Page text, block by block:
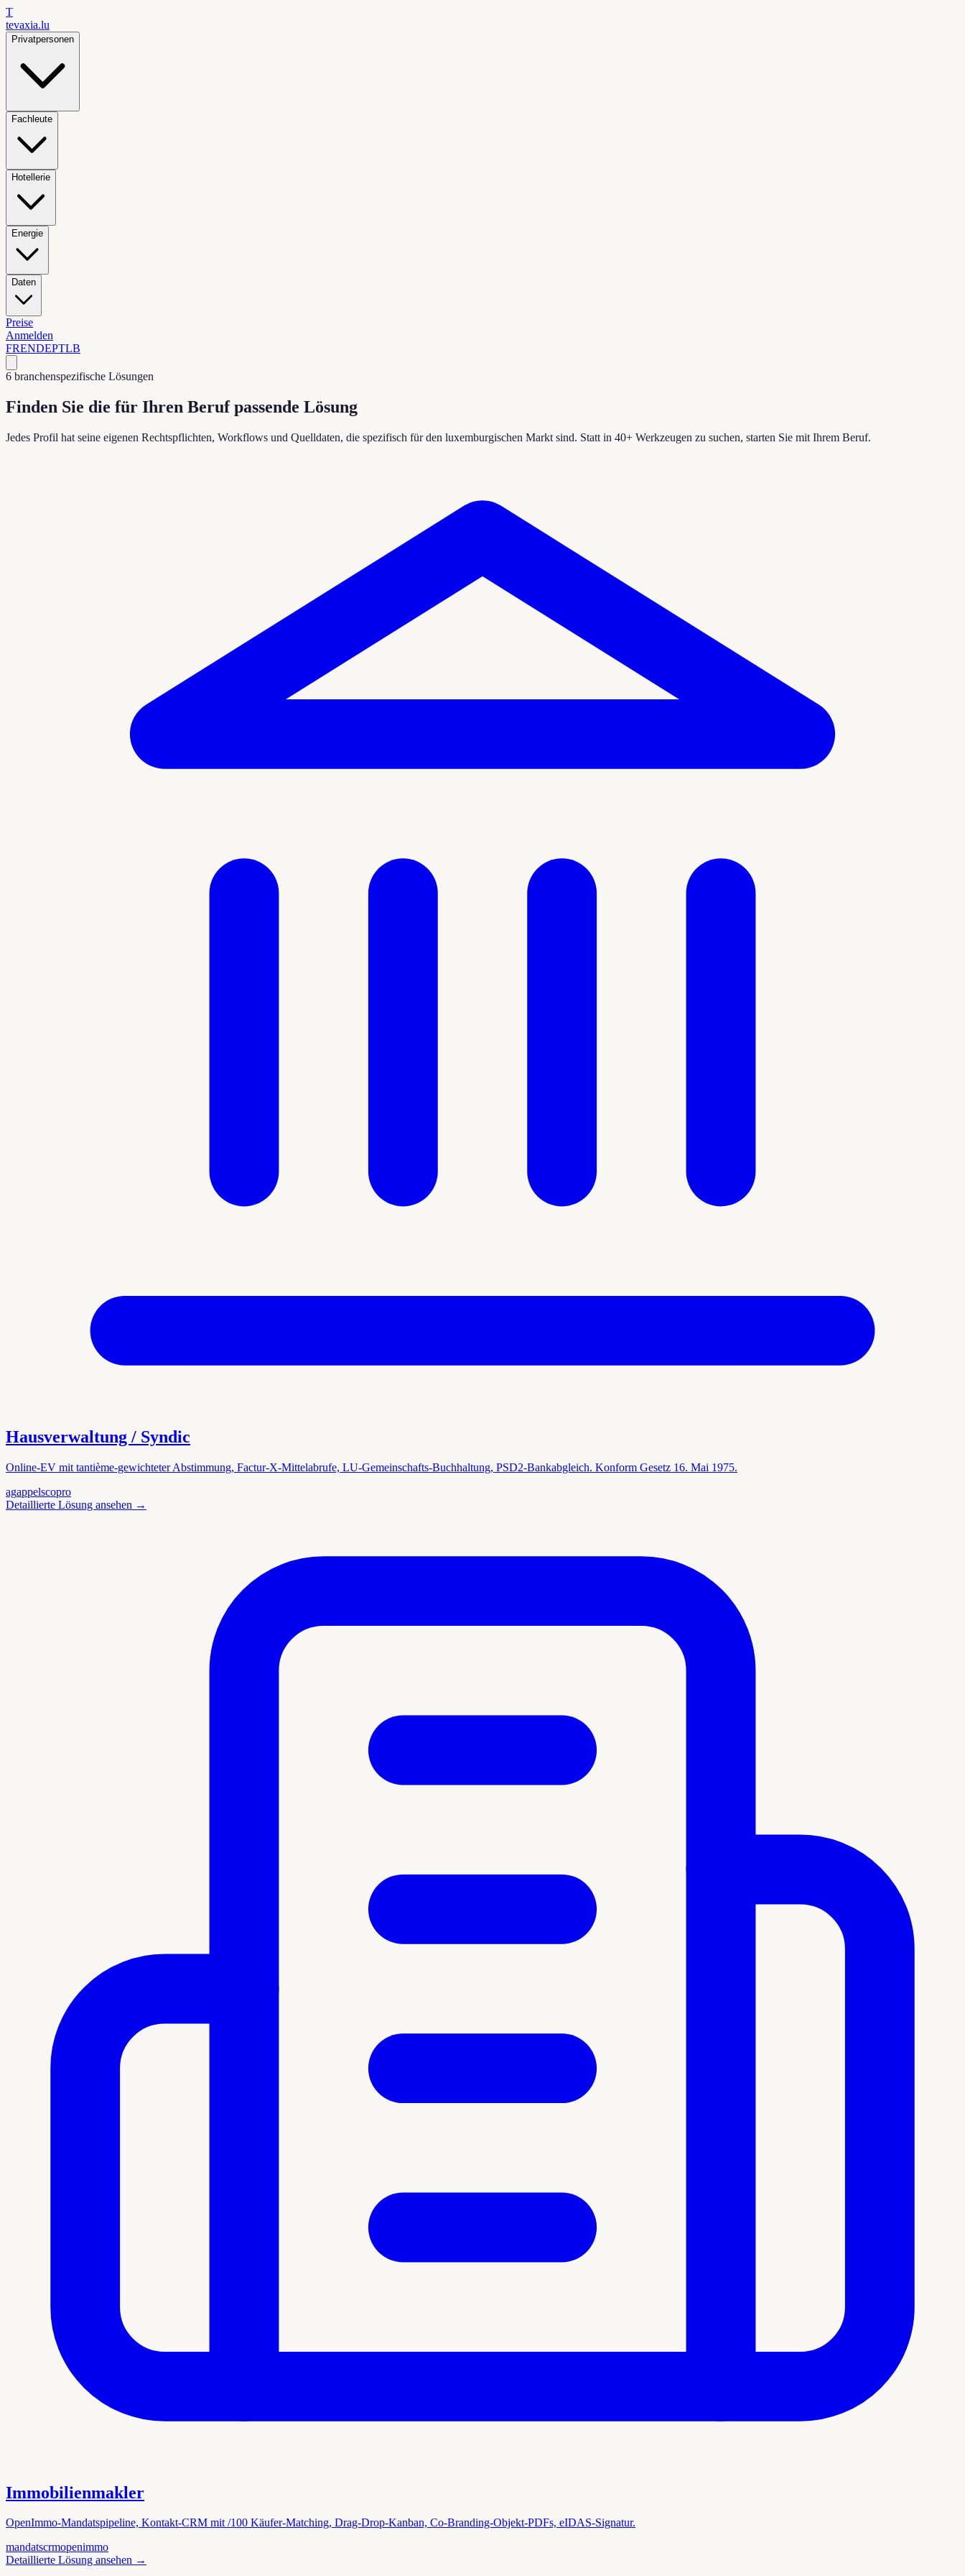
T
tevaxia.lu
Privatpersonen
Fachleute
Hotellerie
Energie
Daten
Preise
Anmelden
FRENDEPTLB
6 branchenspezifische Lösungen
Finden Sie die für Ihren Beruf passende Lösung
Jedes Profil hat seine eigenen Rechtspflichten, Workflows und Quelldaten, die spezifisch für den luxemburgischen Markt sind. Statt in 40+ Werkzeugen zu suchen, starten Sie mit Ihrem Beruf.
Hausverwaltung / Syndic
Online-EV mit tantième-gewichteter Abstimmung, Factur-X-Mittelabrufe, LU-Gemeinschafts-Buchhaltung, PSD2-Bankabgleich. Konform Gesetz 16. Mai 1975.
agappelscopro
Detaillierte Lösung ansehen →
Immobilienmakler
OpenImmo-Mandatspipeline, Kontakt-CRM mit /100 Käufer-Matching, Drag-Drop-Kanban, Co-Branding-Objekt-PDFs, eIDAS-Signatur.
mandatscrmopenimmo
Detaillierte Lösung ansehen →